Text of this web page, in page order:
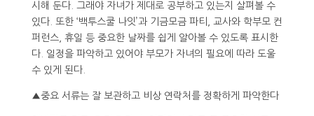
시해 둔다. 그래야 자녀가 제대로 공부하고 있는지 살펴볼 수
있다. 또한 ‘백투스쿨 나잇’과 기금모금 파티, 교사와 학부모 컨
퍼런스, 휴일 등 중요한 날짜를 쉽게 알아볼 수 있도록 표시한
다. 일정을 파악하고 있어야 부모가 자녀의 필요에 따라 도울
수 있게 된다.
▲중요 서류는 잘 보관하고 비상 연락처를 정확하게 파악한다